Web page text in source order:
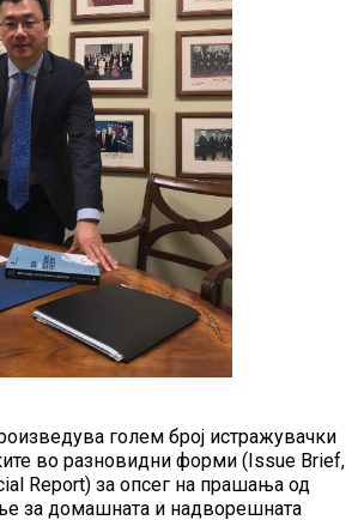
голем број истражувачки
во разновидни форми (Issue Brief,
Report) за опсег на прашања од
за домашната и надворешната